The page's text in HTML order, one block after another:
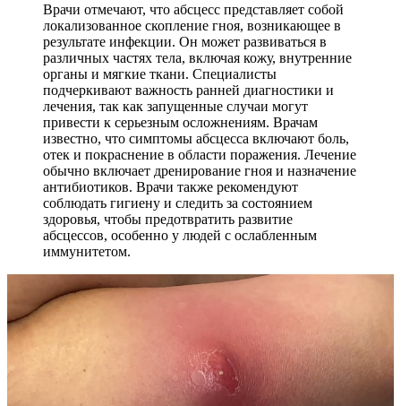
Врачи отмечают, что абсцесс представляет собой
локализованное скопление гноя, возникающее в
результате инфекции. Он может развиваться в
различных частях тела, включая кожу, внутренние
органы и мягкие ткани. Специалисты
подчеркивают важность ранней диагностики и
лечения, так как запущенные случаи могут
привести к серьезным осложнениям. Врачам
известно, что симптомы абсцесса включают боль,
отек и покраснение в области поражения. Лечение
обычно включает дренирование гноя и назначение
антибиотиков. Врачи также рекомендуют
соблюдать гигиену и следить за состоянием
здоровья, чтобы предотвратить развитие
абсцессов, особенно у людей с ослабленным
иммунитетом.